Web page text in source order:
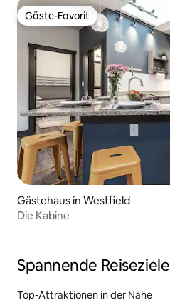
Gäste-Favorit
Gäste-Favorit
Gästehaus in Westfield
Die Kabine
Spannende Reiseziele
Top-Attraktionen in der Nähe